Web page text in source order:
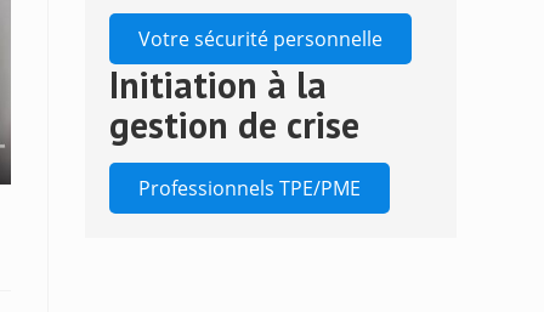
Votre sécurité personnelle
Initiation à la
gestion de crise
Professionnels TPE/PME